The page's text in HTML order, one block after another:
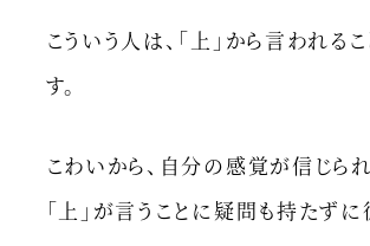
こういう人は、「上」から言われる
す。
こわいから、自分の感覚が信じら
「上」が言うことに疑問も持たずに